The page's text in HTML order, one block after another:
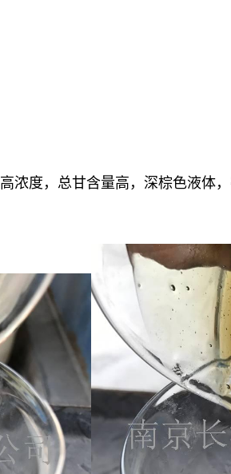
浓度，总甘含量高，深棕色液体